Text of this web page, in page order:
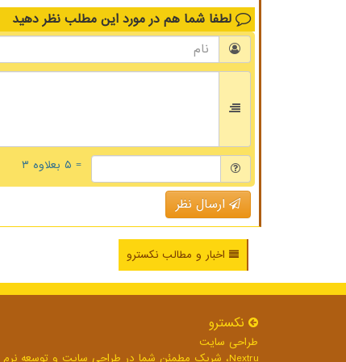
لطفا شما هم در مورد این مطلب نظر دهید
= ۵ بعلاوه ۳
ارسال نظر
اخبار و مطالب نکسترو
نكسترو
طراحی سایت
Nextru، شریک مطمئن شما در طراحی سایت و توسعه نرم افزارهای تحت وب برای رشد بی وقفه کسب و کار